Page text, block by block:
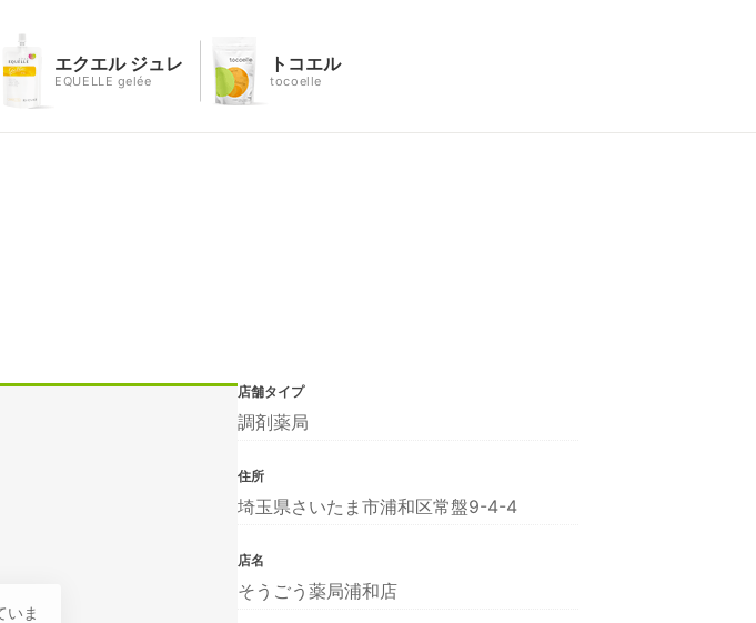
エクエル ジュレ
EQUELLE gelée
トコエル
tocoelle
いま
店舗タイプ
調剤薬局
住所
埼玉県さいたま市浦和区常盤9-4-4
店名
そうごう薬局浦和店